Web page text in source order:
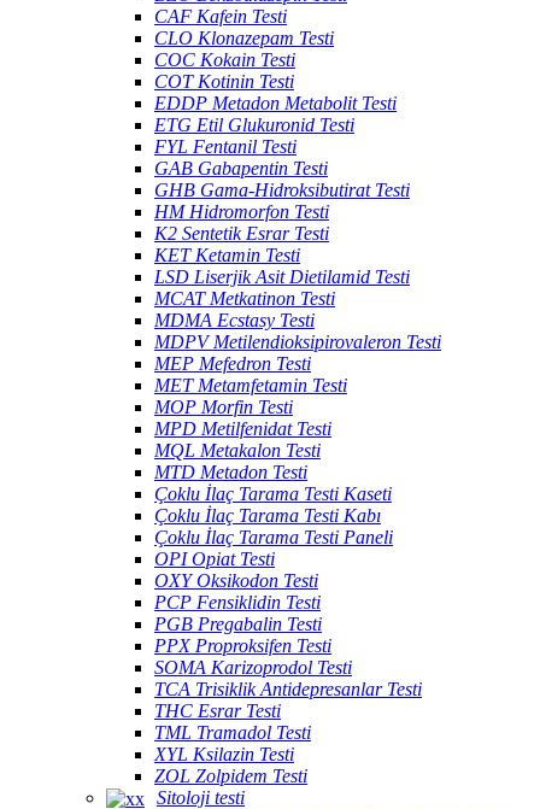
CAF Kafein Testi
CLO Klonazepam Testi
COC Kokain Testi
COT Kotinin Testi
EDDP Metadon Metabolit Testi
ETG Etil Glukuronid Testi
FYL Fentanil Testi
GAB Gabapentin Testi
GHB Gama-Hidroksibutirat Testi
HM Hidromorfon Testi
K2 Sentetik Esrar Testi
KET Ketamin Testi
LSD Liserjik Asit Dietilamid Testi
MCAT Metkatinon Testi
MDMA Ecstasy Testi
MDPV Metilendioksipirovaleron Testi
MEP Mefedron Testi
MET Metamfetamin Testi
MOP Morfin Testi
MPD Metilfenidat Testi
MQL Metakalon Testi
MTD Metadon Testi
Çoklu İlaç Tarama Testi Kaseti
Çoklu İlaç Tarama Testi Kabı
Çoklu İlaç Tarama Testi Paneli
OPI Opiat Testi
OXY Oksikodon Testi
PCP Fensiklidin Testi
PGB Pregabalin Testi
PPX Proproksifen Testi
SOMA Karizoprodol Testi
TCA Trisiklik Antidepresanlar Testi
THC Esrar Testi
TML Tramadol Testi
XYL Ksilazin Testi
ZOL Zolpidem Testi
Sitoloji testi